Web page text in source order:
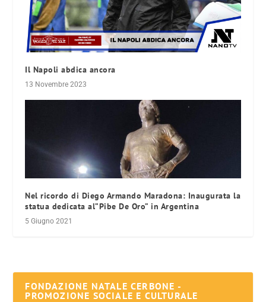
Il Napoli abdica ancora
13 Novembre 2023
Nel ricordo di Diego Armando Maradona: Inaugurata la
statua dedicata al”Pibe De Oro” in Argentina
5 Giugno 2021
FONDAZIONE NATALE CERBONE -
PROMOZIONE SOCIALE E CULTURALE